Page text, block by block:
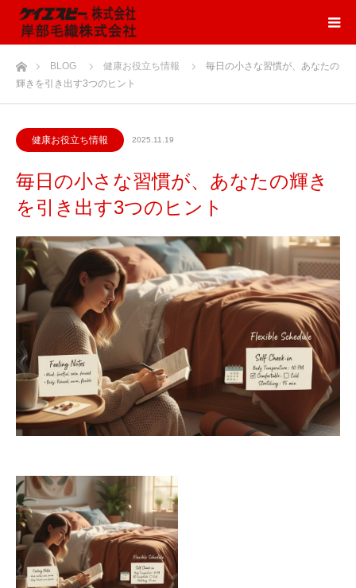
ホームBLOG 健康お役立ち情報
毎日の小さな習慣が、あなたの
輝きを引き出す3つのヒント
健康お役立ち情報 2025.11.19
毎日の小さな習慣が、あなたの輝き
を引き出す3つのヒント